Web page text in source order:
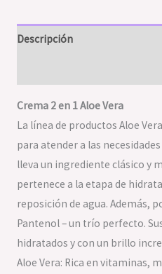
Descripción
Crema 2 en 1 Aloe Vera
La línea de productos Aloe
para atender a las
lleva un ingrediente clásico y
pertenece a la etapa de
reposición de agua. Además,
Pantenol – un trío perfecto.
hidratados y con un brillo
Aloe Vera: Rica en vitaminas,